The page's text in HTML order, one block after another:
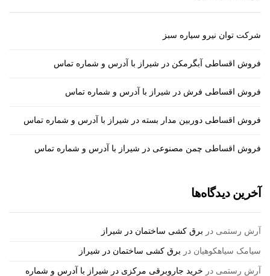
شرکت توان نیرو سیاره سبز
فروش اقساطی آبگرمکن در شیراز با آدرس و شماره تماس
فروش اقساطی فرش در شیراز با آدرس و شماره تماس
فروش اقساطی دوربین مدار بسته در شیراز با آدرس و شماره تماس
فروش اقساطی چمن مصنوعی در شیراز با آدرس و شماره تماس
آخرین دیدگاه‌ها
آرش رستمی در برق کشی ساختمان در شیراز
سیامک سیاهکوهیان در برق کشی ساختمان در شیراز
آرش رستمی در خرید جاروبرقی مرکزی در شیراز با آدرس و شماره